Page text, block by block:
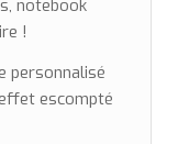
notebook
!
personnalisé
escompté